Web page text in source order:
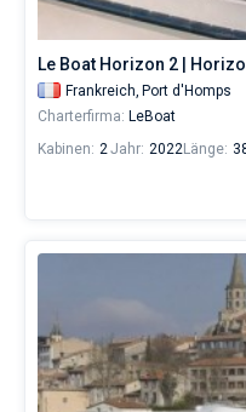
Le Boat Horizon 2 |
Frankreich, Port d'Homps
Charterfirma: LeBoat
Kabinen: 2Jahr: 2022Länge: